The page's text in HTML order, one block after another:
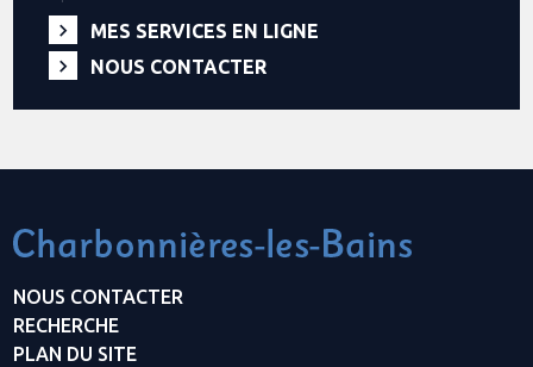
MES SERVICES EN LIGNE
NOUS CONTACTER
NOUS CONTACTER
RECHERCHE
PLAN DU SITE